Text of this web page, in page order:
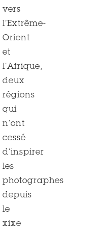
vers
l’Extrême-
Orient
et
l’Afrique,
deux
régions
qui
n’ont
cessé
d’inspirer
les
photographes
depuis
le
xixe